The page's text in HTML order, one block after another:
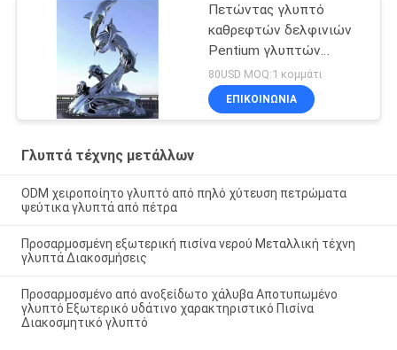
Πετώντας γλυπτό
καθρεφτών δελφινιών
Pentium γλυπτών
τέχνης μετάλλων
80USD MOQ:1 κομμάτι
ΕΠΙΚΟΙΝΩΝΊΑ
Γλυπτά τέχνης μετάλλων
ODM χειροποίητο γλυπτό από πηλό χύτευση πετρώματα
ψεύτικα γλυπτά από πέτρα
Προσαρμοσμένη εξωτερική πισίνα νερού Μεταλλική τέχνη
γλυπτά Διακοσμήσεις
Προσαρμοσμένο από ανοξείδωτο χάλυβα Αποτυπωμένο
γλυπτό Εξωτερικό υδάτινο χαρακτηριστικό Πισίνα
Διακοσμητικό γλυπτό